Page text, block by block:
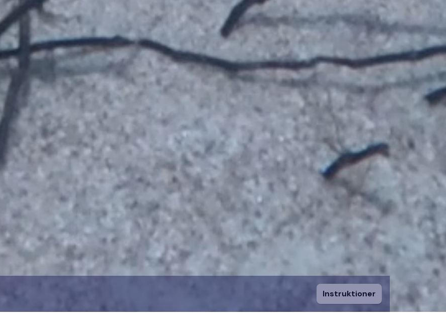
Instruktioner